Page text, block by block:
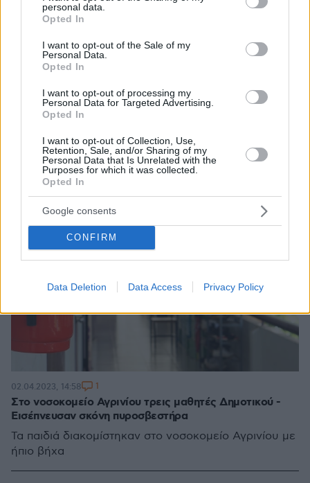
grant or deny consent to Google and its third-party tags to
use your data for below specified purposes in below Google
consent section.
personal data.
Opted In
I want to opt-out of the Sale of my
Personal Data.
Opted In
I want to opt-out of processing my
Personal Data for Targeted Advertising.
Opted In
I want to opt-out of Collection, Use,
Retention, Sale, and/or Sharing of my
Personal Data that Is Unrelated with the
Purposes for which it was collected.
Opted In
Google consents
CONFIRM
Data Deletion Data Access Privacy Policy
σκοτώθηκε από έκρηξη πυροσβεστήρα
σημειώθηκε κατά τη διάρκεια άσκησης σε λύκειο
Στο νοσοκομείο Αγρινίου τρεις μαθητές Δημοτικού -
Εισέπνευσαν σκόνη πυροσβεστήρα
Τα παιδιά διακομίστηκαν στο νοσοκομείο Αγρινίου με
ήπιο βήχα
02.04.2023, 14:58 1